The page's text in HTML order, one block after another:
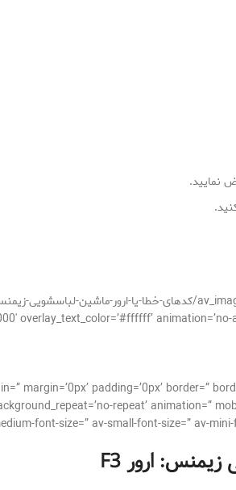
نمایید.
margin=’0px’ padding=’0px’ border=”
repeat’ animation=”
زيمنس: ارورF3